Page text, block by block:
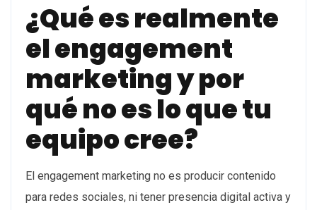
¿Qué es realmente
el engagement
marketing y por
qué no es lo que tu
equipo cree?
El engagement marketing no es producir contenido
para redes sociales, ni tener presencia digital activa y